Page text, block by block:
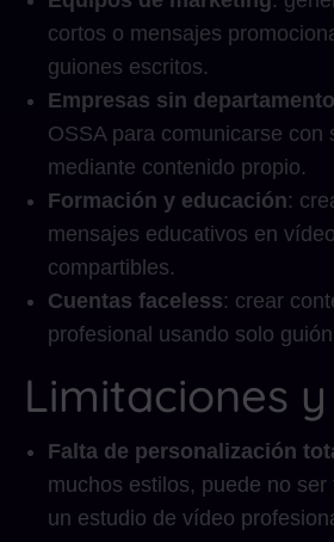
cortos o mensajes
guiones escritos.
Empresas sin
OSSA para comunicarse con
mediante contenido propio.
Formación y educación:
mensajes educativos en
compartibles.
Cuentas faceless: crear
profesional usando solo
Limitaciones
Falta de personalización
muchos estilos, puede no
un estudio de vídeo